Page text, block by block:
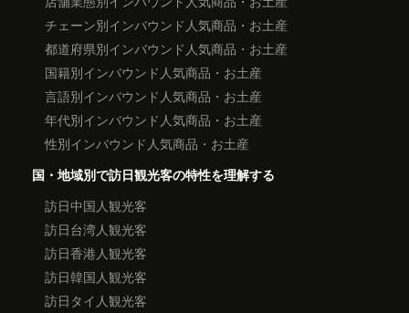
チェーン別インバウンド人気商品・お土産
都道府県別インバウンド人気商品・お土産
国籍別インバウンド人気商品・お土産
言語別インバウンド人気商品・お土産
年代別インバウンド人気商品・お土産
性別インバウンド人気商品・お土産
国・地域別で訪日観光客の特性を理解する
訪日中国人観光客
訪日台湾人観光客
訪日香港人観光客
訪日韓国人観光客
訪日タイ人観光客